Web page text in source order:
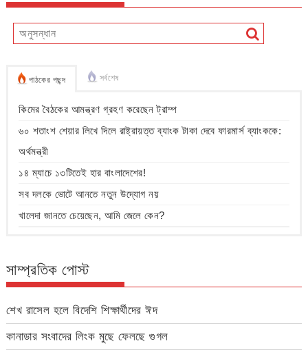
পাঠকের পছন্দ সর্বশেষ
কিমের বৈঠকের আমন্ত্রণ গ্রহণ করেছেন ট্রাম্প
৬০ শতাংশ শেয়ার লিখে দিলে রাষ্ট্রায়ত্ত ব্যাংক টাকা দেবে ফারমার্স ব্যাংককে:
অর্থমন্ত্রী
১৪ ম্যাচে ১৩টিতেই হার বাংলাদেশের!
সব দলকে ভোটে আনতে নতুন উদ্যোগ নয়
খালেদা জানতে চেয়েছেন, আমি জেলে কেন?
সাম্প্রতিক পোস্ট
শেখ রাসেল হলে বিদেশি শিক্ষার্থীদের ঈদ
কানাডার সংবাদের লিংক মুছে ফেলছে গুগল